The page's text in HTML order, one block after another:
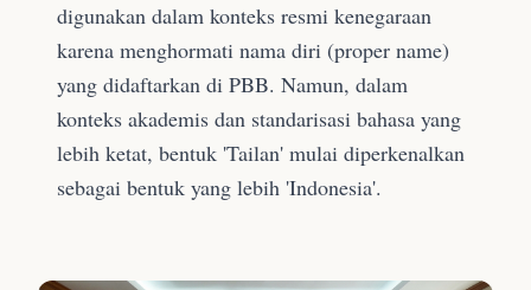
digunakan dalam konteks resmi kenegaraan
karena menghormati nama diri (proper name)
yang didaftarkan di PBB. Namun, dalam
konteks akademis dan standarisasi bahasa yang
lebih ketat, bentuk 'Tailan' mulai diperkenalkan
sebagai bentuk yang lebih 'Indonesia'.